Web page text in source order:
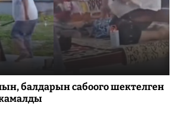
балдарын сабоого шектелген